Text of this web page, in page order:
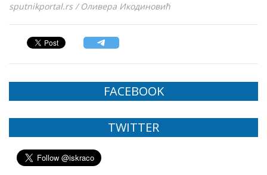
sputnikportal.rs / Оливера Икодиновић
FACEBOOK
TWITTER